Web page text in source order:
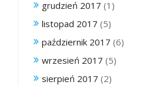
grudzień 2017 (1)
listopad 2017 (5)
październik 2017 (6)
wrzesień 2017 (5)
sierpień 2017 (2)